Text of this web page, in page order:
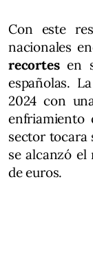
Con este
nacionales
recortesen
españolas.
2024 con
enfriamiento
sector tocara
se alcanzó el
de euros.